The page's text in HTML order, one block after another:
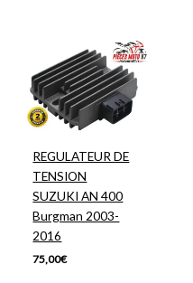
REGULATEUR DE
TENSION
SUZUKI AN 400
Burgman 2003-
2016
75,00€